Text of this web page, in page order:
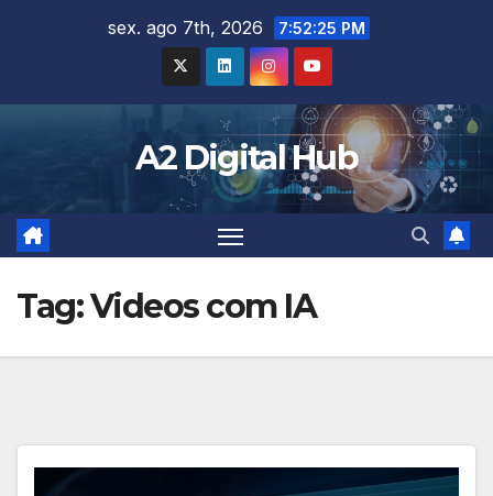
sex. ago 7th, 2026 7:52:26 PM
A2 Digital Hub
Tag:Videos com IA